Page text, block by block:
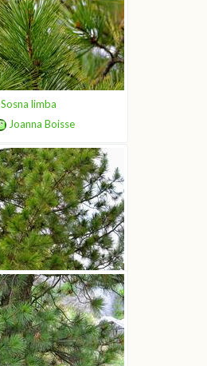
Joanna Boisse
Sosna limba
Joanna Boisse
Sosna limba
Joanna Boisse